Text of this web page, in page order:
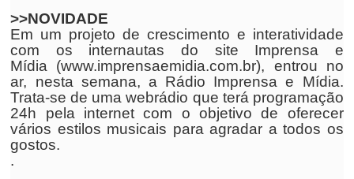
>>NOVIDADE
Em um projeto de crescimento e interatividade
com os internautas do site Imprensa e
Mídia (www.imprensaemidia.com.br), entrou no
ar, nesta semana, a Rádio Imprensa e Mídia.
Trata-se de uma webrádio que terá programação
24h pela internet com o objetivo de oferecer
vários estilos musicais para agradar a todos os
gostos.
.